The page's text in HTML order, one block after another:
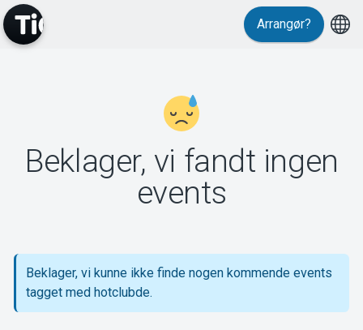
Support
Om Tickster
Arrangør?
Beklager, vi fandt ingen
events
Beklager, vi kunne ikke finde nogen kommende events
tagget med hotclubde.